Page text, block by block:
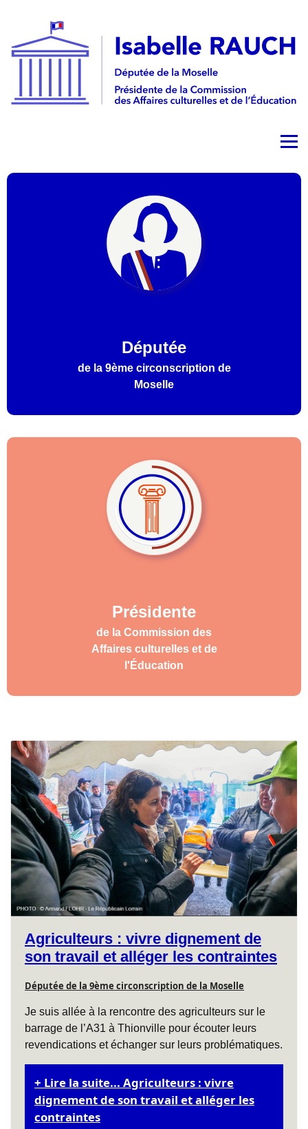
Députée
de la 9ème circonscription de
Moselle
Présidente
de la Commission des
Affaires culturelles et de
l'Éducation
Agriculteurs : vivre dignement de
son travail et alléger les contraintes
Députée de la 9ème circonscription de la Moselle
Je suis allée à la rencontre des agriculteurs sur le
barrage de l’A31 à Thionville pour écouter leurs
revendications et échanger sur leurs problématiques.
Lire la suite... Agriculteurs : vivre
dignement de son travail et alléger les
contraintes